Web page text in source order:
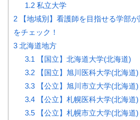
1.2私立大学
2 【地域別】看護師を目指せる学部
をチェック！
3 北海道地方
3.1 【国立】北海道大学(北海道)
3.2【国立】旭川医科大学(北海道)
3.3【公立】旭川市立大学(北海道)
3.4【公立】札幌医科大学(北海道)
3.5【公立】札幌市立大学(北海道)